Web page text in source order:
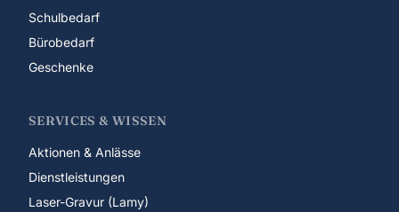
Schulbedarf
Bürobedarf
Geschenke
SERVICES & WISSEN
Aktionen & Anlässe
Dienstleistungen
Laser-Gravur (Lamy)